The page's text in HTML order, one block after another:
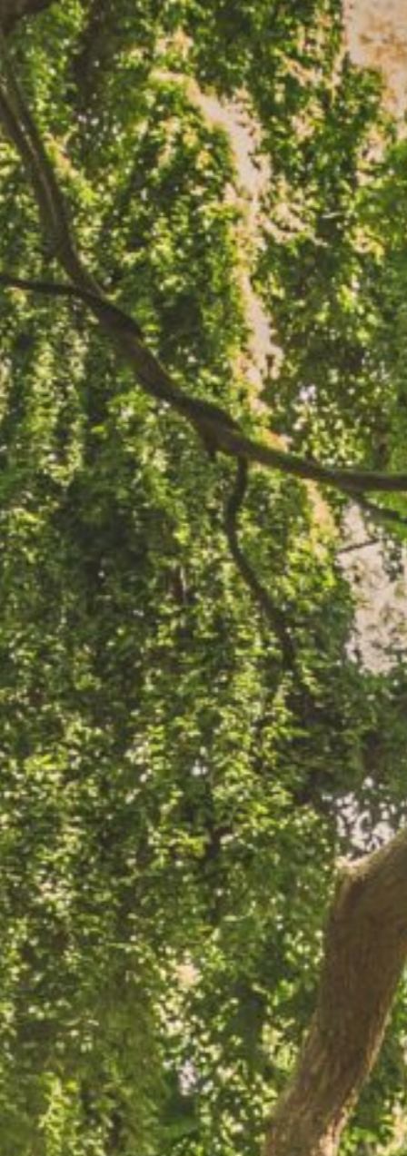
ン
ツ
へ
キ
ッ
プ
TOP マイクロキャッチ 製品紹介 事例紹介
お知らせ 会社情報 コラム よくある質問
採用情報 お問い合わせ メルマガ